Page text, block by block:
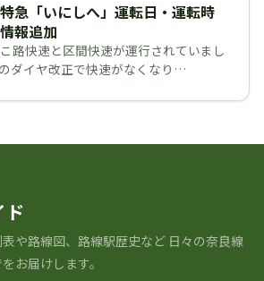
特急「いにしへ」運転日・運転時
報追加
路快速と区間快速が運行されていまし
ダイヤ改正で快速がなくなり…
ド
や路線図、路線駅歴史など ⽇々の奈良線
お届けします。